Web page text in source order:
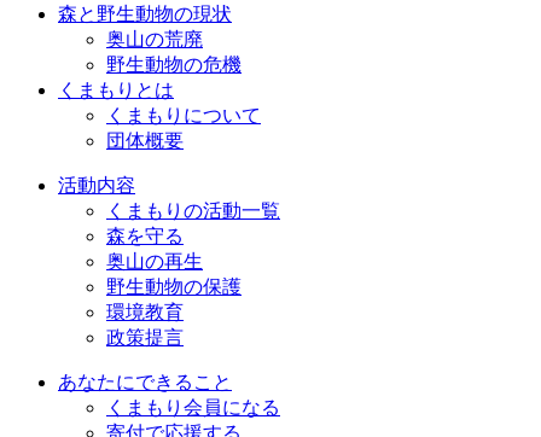
森と野生動物の現状
奥山の荒廃
野生動物の危機
くまもりとは
くまもりについて
団体概要
活動内容
くまもりの活動一覧
森を守る
奥山の再生
野生動物の保護
環境教育
政策提言
あなたにできること
くまもり会員になる
寄付で応援する